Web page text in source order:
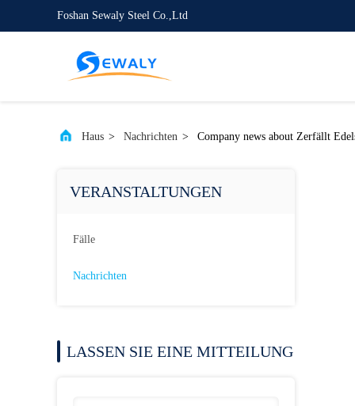
Foshan Sewaly Steel Co.,Ltd
Haus > Nachrichten > Company news about Zerfällt
VERANSTALTUNGEN
Fälle
Nachrichten
LASSEN SIE EINE MITTEILUNG